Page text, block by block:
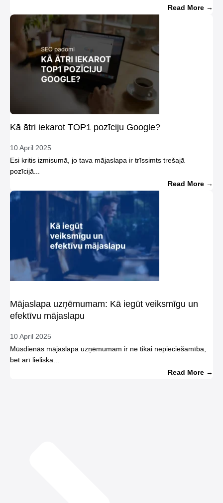
Read More →
Kā ātri iekarot TOP1 pozīciju Google?
10 April 2025
Esi kritis izmisumā, jo tava mājaslapa ir trīssimts trešajā
pozīcijā...
Read More →
Mājaslapa uzņēmumam: Kā iegūt veiksmīgu un
efektīvu mājaslapu
10 April 2025
Mūsdienās mājaslapa uzņēmumam ir ne tikai nepieciešamība,
bet arī lieliska...
Read More →